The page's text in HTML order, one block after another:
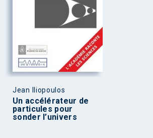
Jean Iliopoulos
Un accélérateur de
particules pour
sonder l’univers